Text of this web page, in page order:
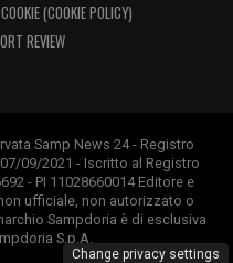
(COOKIE POLICY)
REVIEW
Samp News 24 - Registro
09/2021 - Iscritto al Registro
- PI 11028660014 Editore e
ufficiale, non autorizzato o
Sampdoria è di esclusiva
S.p.A.
Change privacy settings